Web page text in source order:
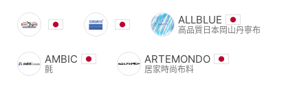
ALLBLUE
高品質日本岡山丹寧布
AMBIC
氈
ARTEMONDO
居家時尚布料